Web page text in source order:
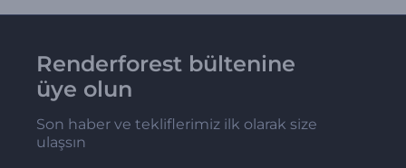
Renderforest bültenine
üye olun
Son haber ve tekliflerimiz ilk olarak size
ulaşsın